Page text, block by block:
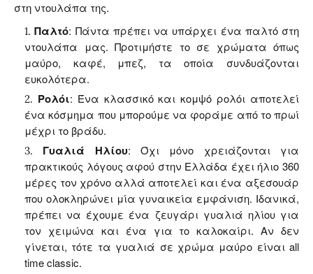
στη ντουλάπα της.
Παλτό: Πάντα πρέπει να υπάρχει ένα παλτό στη
ντουλάπα μας. Προτιμήστε το σε χρώματα όπως
μαύρο, καφέ, μπεζ, τα οποία συνδυάζονται
ευκολότερα.
Ρολόι: Ένα κλασσικό και κομψό ρολόι αποτελεί
ένα κόσμημα που μπορούμε να φοράμε από το πρωί
μέχρι το βράδυ.
Γυαλιά Ηλίου: Όχι μόνο χρειάζονται για
πρακτικούς λόγους αφού στην Ελλάδα έχει ήλιο 360
μέρες τον χρόνο αλλά αποτελεί και ένα αξεσουάρ
που ολοκληρώνει μία γυναικεία εμφάνιση. Ιδανικά,
πρέπει να έχουμε ένα ζευγάρι γυαλιά ηλίου για
τον χειμώνα και ένα για το καλοκαίρι. Αν δεν
γίνεται, τότε τα γυαλιά σε χρώμα μαύρο είναι all
time classic.